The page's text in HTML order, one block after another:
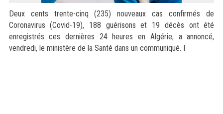
Deux cents trente-cinq (235) nouveaux cas confirmés de
Coronavirus (Covid-19), 188 guérisons et 19 décès ont été
enregistrés ces dernières 24 heures en Algérie, a annoncé,
vendredi, le ministère de la Santé dans un communiqué. I